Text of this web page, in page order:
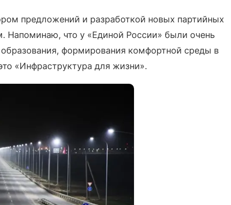
предложений и разработкой новых партийных
Напоминаю, что у «Единой России» были очень
формирования комфортной среды в
«Инфраструктура для жизни».